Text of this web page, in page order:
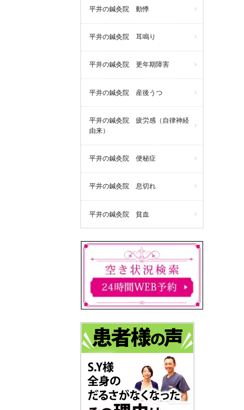
平井の鍼灸院 動悸
平井の鍼灸院 耳鳴り
平井の鍼灸院 更年期障害
平井の鍼灸院 産後うつ
平井の鍼灸院 疲労感（自律神経
由来）
平井の鍼灸院 便秘症
平井の鍼灸院 息切れ
平井の鍼灸院 貧血